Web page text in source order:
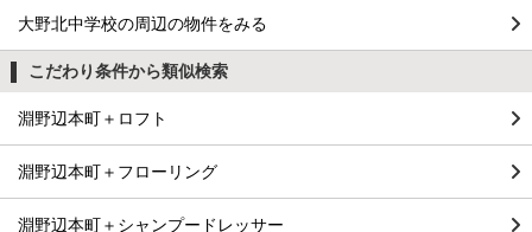
大野北中学校の周辺の物件をみる
こだわり条件から類似検索
淵野辺本町＋ロフト
淵野辺本町＋フローリング
淵野辺本町＋シャンプードレッサー